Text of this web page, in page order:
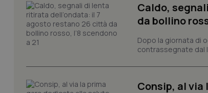
Caldo,
da bollino
Dopo la giornata di
contrassegnate dal
Consip, al